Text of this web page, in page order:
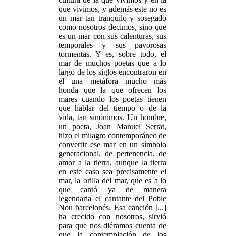
que vivimos, y además este no es
un mar tan tranquilo y sosegado
como nosotros decimos, sino que
es un mar con sus calenturas, sus
temporales y sus pavorosas
tormentas. Y es, sobre todo, el
mar de muchos poetas que a lo
largo de los siglos encontraron en
él una metáfora mucho más
honda que la que ofrecen los
mares cuando los poetas tienen
que hablar del tiempo o de la
vida, tan sinónimos. Un hombre,
un poeta, Joan Manuel Serrat,
hizo el milagro contemporáneo de
convertir ese mar en un símbolo
generacional, de pertenencia, de
amor a la tierra, aunque la tierra
en este caso sea precisamente el
mar, la orilla del mar, que es a lo
que cantó ya de manera
legendaria el cantante del Poble
Nou barcelonés. Esa canción [...]
ha crecido con nosotros, sirvió
para que nos diéramos cuenta de